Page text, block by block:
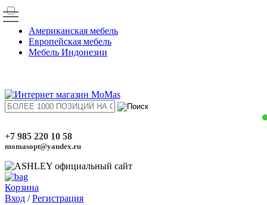
Американская мебель
Европейская мебель
Мебель Индонезии
+7 985 220 10 58
momasopt@yandex.ru
Корзина
Вход /Регистрация